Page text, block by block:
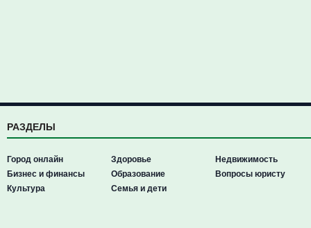
РАЗДЕЛЫ
Город онлайн
Бизнес и финансы
Культура
Здоровье
Образование
Семья и дети
Недвижимость
Вопросы юристу